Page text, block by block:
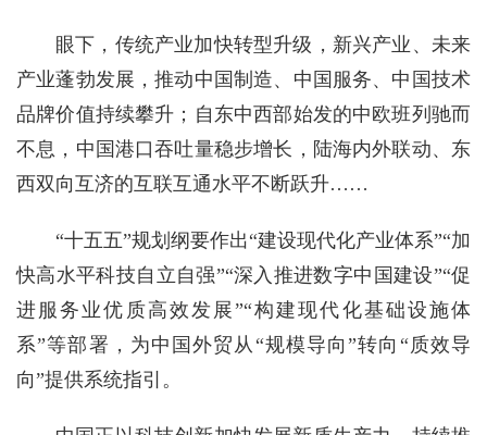
眼下，传统产业加快转型升级，新兴产业、未来
产业蓬勃发展，推动中国制造、中国服务、中国技术
品牌价值持续攀升；自东中西部始发的中欧班列驰而
不息，中国港口吞吐量稳步增长，陆海内外联动、东
西双向互济的互联互通水平不断跃升……
“十五五”规划纲要作出“建设现代化产业体系”“加
快高水平科技自立自强”“深入推进数字中国建设”“促
进服务业优质高效发展”“构建现代化基础设施体
系”等部署，为中国外贸从“规模导向”转向“质效导
向”提供系统指引。